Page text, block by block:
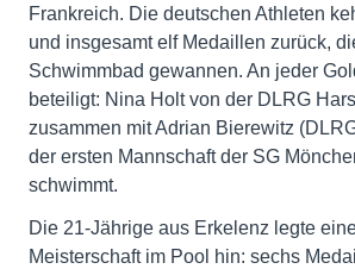
Frankreich. Die deutschen Athleten
und insgesamt elf Medaillen zurück,
Schwimmbad gewannen. An jeder
beteiligt: Nina Holt von der DLRG
zusammen mit Adrian Bierewitz
der ersten Mannschaft der SG
schwimmt.
Die 21-Jährige aus Erkelenz legte
Meisterschaft im Pool hin: sechs